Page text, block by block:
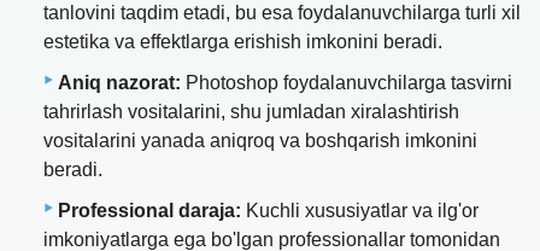
tanlovini taqdim etadi, bu esa foydalanuvchilarga turli xil
estetika va effektlarga erishish imkonini beradi.
Aniq nazorat: Photoshop foydalanuvchilarga tasvirni
tahrirlash vositalarini, shu jumladan xiralashtirish
vositalarini yanada aniqroq va boshqarish imkonini
beradi.
Professional daraja: Kuchli xususiyatlar va ilg'or
imkoniyatlarga ega bo'lgan professionallar tomonidan